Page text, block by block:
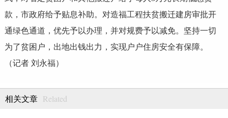
款，市政府给予贴息补助。对造福工程扶贫搬迁建房审批开
通绿色通道，优先予以办理，并对规费予以减免。坚持一切
为了贫困户，出地出钱出力，实现户户住房安全有保障。
（记者 刘永福）
相关文章 Related